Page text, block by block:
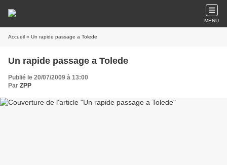
MENU
Accueil » Un rapide passage a Tolede
Un rapide passage a Tolede
Publié le 20/07/2009 à 13:00
Par ZPP